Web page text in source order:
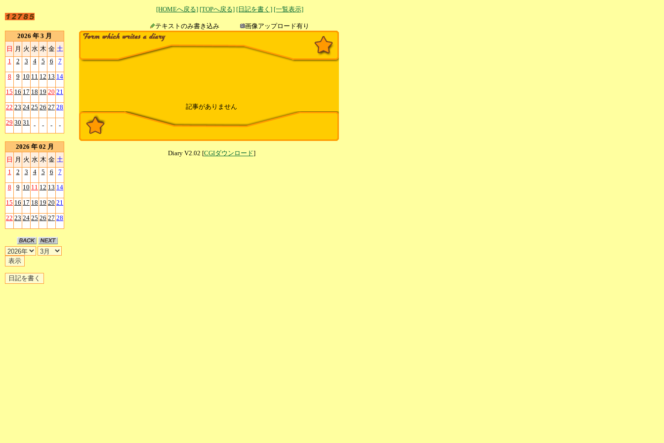
[HOMEへ戻る] [TOPへ戻る] [日記を書く] [一覧表示]
テキストのみ書き込み
画像アップロード有り
2026 年 3 月
日 月 火 水 木 金 土
1
2 3 4 5 6 7
8 9 10 11 12 13 14
15 16 17 18 19 20 21
22 23 24 25 26 27 28
29 30 31 - - - -
2026 年 02 月
日 月 火 水 木 金 土
1
2 3 4 5 6 7
8 9 10 11 12 13 14
15 16 17 18 19 20 21
22 23 24 25 26 27 28
記事がありません
Diary V2.02 [CGIダウンロード]